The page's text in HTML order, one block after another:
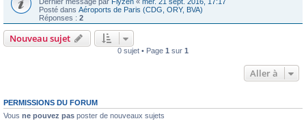
r
Posté dans Aéroports de Paris (CDG, ORY, BVA)
Réponses : 2
Nouveau sujet
0 sujet • Page 1 sur 1
Aller à
PERMISSIONS DU FORUM
Vous ne pouvez pas poster de nouveaux sujets